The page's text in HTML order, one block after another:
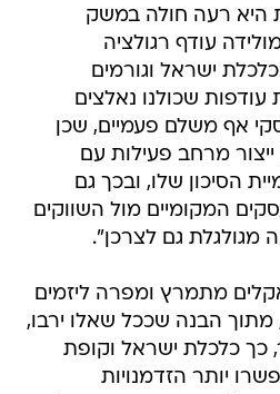
היא רעה חולה במשק
עודף רגולציה
ישראל וגורמים
עודפות שכולנו נאלצים
אף משלם פעמיים, שכן
מרחב פעילות עם
הסיכון שלו, ובכך גם
המקומיים מול השווקים
מגולגלת גם לצרכן".
מתמרץ ומפרה ליזמים
מתוך הבנה שככל שאלו ירבו,
כך כלכלת ישראל וקופת
יותר הזדמנויות